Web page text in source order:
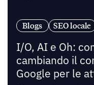
Blogs SEO locale
I/O, AI e Oh:
cambiando il
Google per le